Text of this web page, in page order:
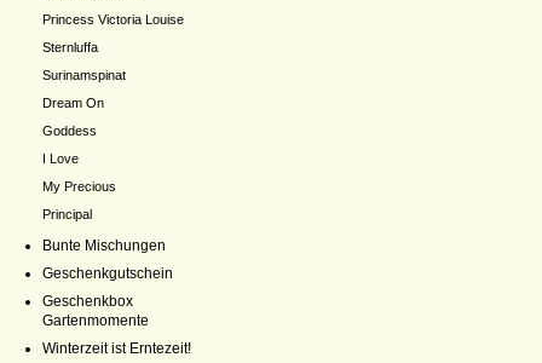
Princess Victoria Louise
Sternluffa
Surinamspinat
Dream On
Goddess
I Love
My Precious
Principal
Bunte Mischungen
Geschenkgutschein
Geschenkbox
Gartenmomente
Winterzeit ist Erntezeit!